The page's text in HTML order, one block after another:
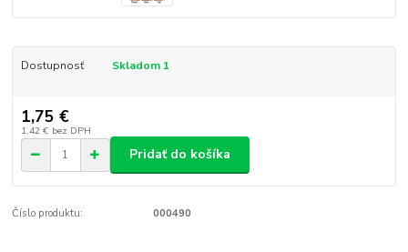
Dostupnosť Skladom 1
1,75 €
1,42 € bez DPH
Pridať do košíka
Číslo produktu: 000490